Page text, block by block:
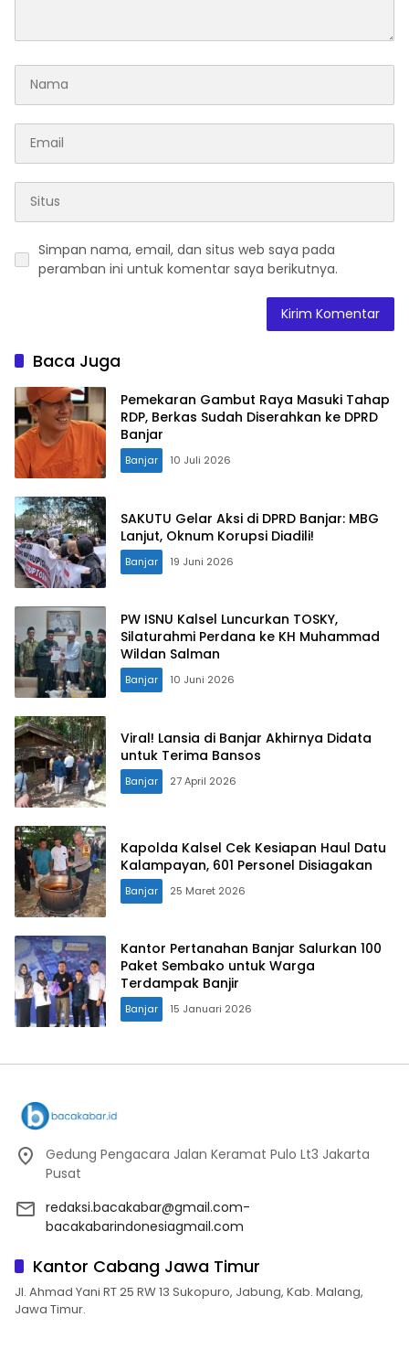
Simpan nama, email, dan situs web saya pada
peramban ini untuk komentar saya berikutnya.
Baca Juga
Pemekaran Gambut Raya Masuki Tahap
RDP, Berkas Sudah Diserahkan ke DPRD
Banjar
Banjar 10 Juli 2026
SAKUTU Gelar Aksi di DPRD Banjar: MBG
Lanjut, Oknum Korupsi Diadili!
Banjar 19 Juni 2026
PW ISNU Kalsel Luncurkan TOSKY,
Silaturahmi Perdana ke KH Muhammad
Wildan Salman
Banjar 10 Juni 2026
Viral! Lansia di Banjar Akhirnya Didata
untuk Terima Bansos
Banjar 27 April 2026
Kapolda Kalsel Cek Kesiapan Haul Datu
Kalampayan, 601 Personel Disiagakan
Banjar 25 Maret 2026
Kantor Pertanahan Banjar Salurkan 100
Paket Sembako untuk Warga
Terdampak Banjir
Banjar 15 Januari 2026
Gedung Pengacara Jalan Keramat Pulo Lt3 Jakarta
Pusat
redaksi.bacakabar@gmail.com-
bacakabarindonesiagmail.com
Kantor Cabang Jawa Timur
Jl. Ahmad Yani RT 25 RW 13 Sukopuro, Jabung, Kab. Malang,
Jawa Timur.